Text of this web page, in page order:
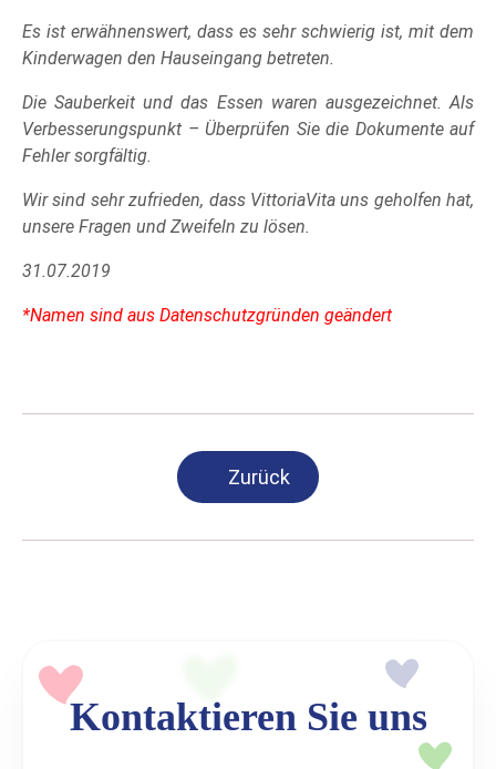
Es ist erwähnenswert, dass es sehr schwierig ist, mit dem
Kinderwagen den Hauseingang betreten.
Die Sauberkeit und das Essen waren ausgezeichnet. Als
Verbesserungspunkt – Überprüfen Sie die Dokumente auf
Fehler sorgfältig.
Wir sind sehr zufrieden, dass VittoriaVita uns geholfen hat,
unsere Fragen und Zweifeln zu lösen.
31.07.2019
*Namen sind aus Datenschutzgründen geändert
Zurück
Kontaktieren Sie uns